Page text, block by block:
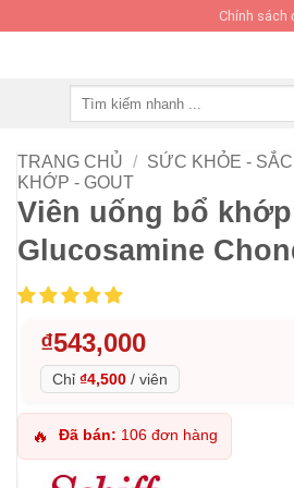
Chính sách
TRANG CHỦ / SỨC KHỎE -
KHỚP - GOUT
Viên uống bổ
Glucosamine
₫543,000
Chỉ ₫4,500 / viên
🔥 Đã bán: 106 đơn hàng